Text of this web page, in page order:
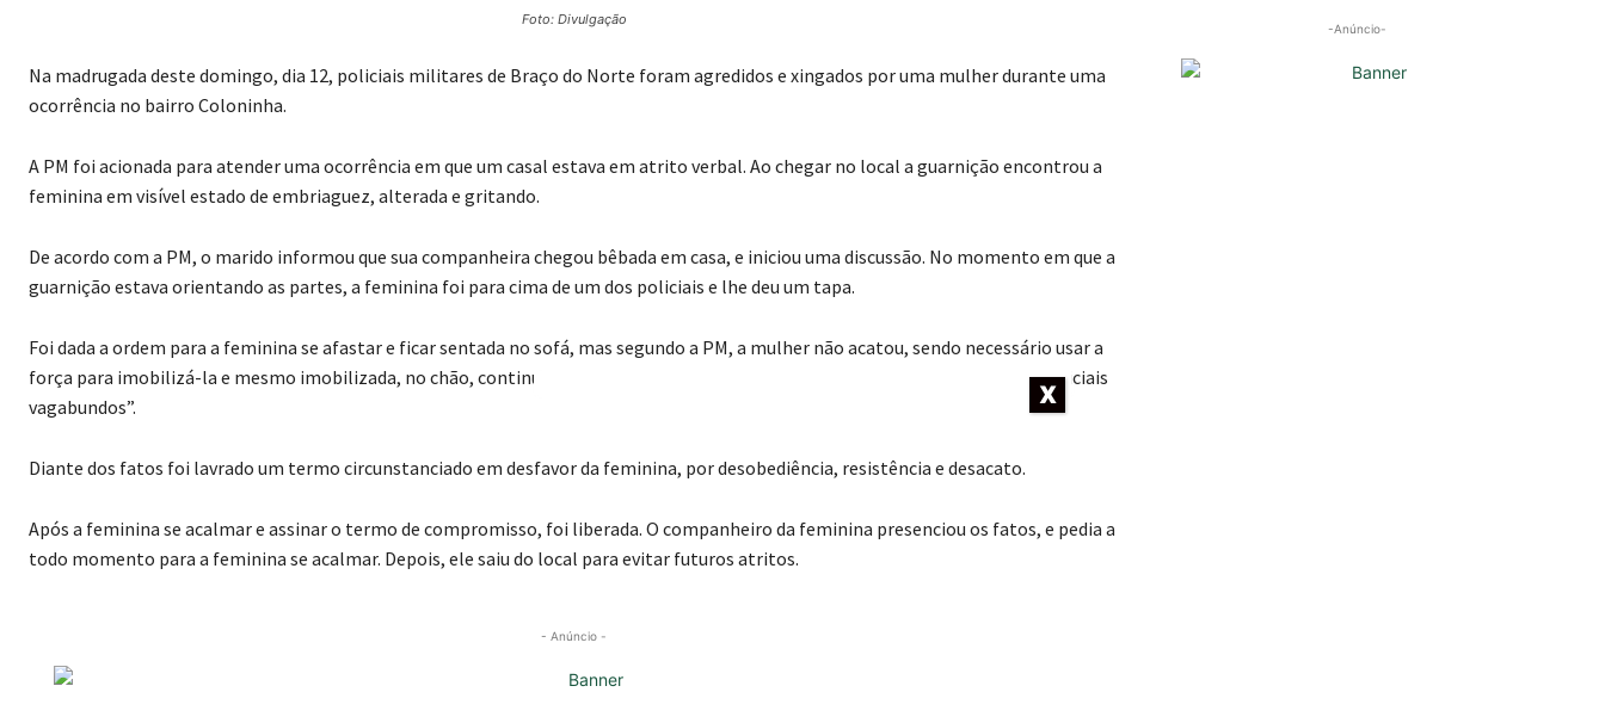
Foto: Divulgação
Na madrugada deste domingo, dia 12, policiais militares de Braço do Norte foram agredidos e xingados por uma mulher durante uma
ocorrência no bairro Coloninha.
A PM foi acionada para atender uma ocorrência em que um casal estava em atrito verbal. Ao chegar no local a guarnição encontrou a
feminina em visível estado de embriaguez, alterada e gritando.
De acordo com a PM, o marido informou que sua companheira chegou bêbada em casa, e iniciou uma discussão. No momento em que a
guarnição estava orientando as partes, a feminina foi para cima de um dos policiais e lhe deu um tapa.
Foi dada a ordem para a feminina se afastar e ficar sentada no sofá, mas segundo a PM, a mulher não acatou, sendo necessário usar a
força para imobilizá-la e mesmo imobilizada, no chão, continuou dando chutes na guarnição e a todo momento xingava de “policiais
vagabundos”.
Diante dos fatos foi lavrado um termo circunstanciado em desfavor da feminina, por desobediência, resistência e desacato.
Após a feminina se acalmar e assinar o termo de compromisso, foi liberada. O companheiro da feminina presenciou os fatos, e pedia a
todo momento para a feminina se acalmar. Depois, ele saiu do local para evitar futuros atritos.
- Anúncio -
-Anúncio-
X